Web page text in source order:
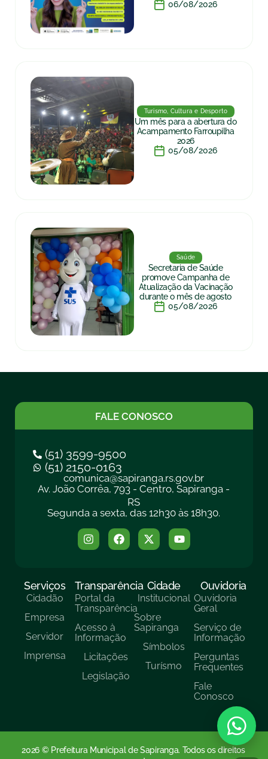
06/08/2026
Turismo, Cultura e Desporto
Um mês para a abertura do
Acampamento Farroupilha
2026
05/08/2026
Saúde
Secretaria de Saúde
promove Campanha de
Atualização da Vacinação
durante o mês de agosto
05/08/2026
FALE CONOSCO
(51) 3599-9500
(51) 2150-0163
comunica@sapiranga.rs.gov.br
Av. João Corrêa, 793 - Centro, Sapiranga -
RS
Segunda a sexta, das 12h30 às 18h30.
Serviços
Cidadão
Empresa
Servidor
Imprensa
Transparência
Portal da
Transparência
Acesso à
Informação
Licitações
Legislação
Cidade
Institucional
Sobre
Sapiranga
Símbolos
Turísmo
Ouvidoria
Ouvidoria
Geral
Serviço de
Informação
Perguntas
Frequentes
Fale
Conosco
2026 © Prefeitura Municipal de Sapiranga. Todos os direitos